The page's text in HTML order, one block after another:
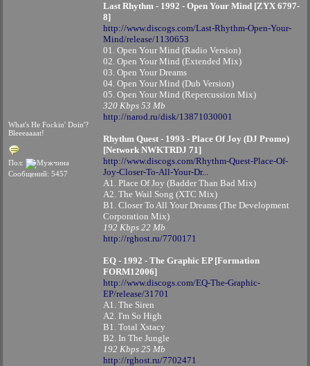
What's He Fockin' Doin'?
Bleeeaaaat!
Пол:
Сообщений: 5457
Last Rhythm - 1992 - Open Your Mind [ZYX 6797-
8]
http://www.discogs.com/Last-Rhythm-Open-Your-
Mind/release/1130653
01. Open Your Mind (Radio Version)
02. Open Your Mind (Extended Mix)
03. Open Your Dreams
04. Open Your Mind (Dub Version)
05. Open Your Mind (Repercussion Mix)
320 Kbps 53 Mb
http://narod.ru/disk/13871030001
Rhythm Quest - 1993 - Place Of Joy (DJ Promo)
[Network NWKTRDJ 71]
http://www.discogs.com/Rhythm-Quest-Place-Of-
Joy-Closer-To-All-Your-Dr...
A1. Place Of Joy (Badder Than Bad Mix)
A2. The Wail Song (XTC Mix)
B1. Closer To All Your Dreams (The Development
Corporation Mix)
192 Kbps 22 Mb
http://rghost.ru/7700171
EQ - 1992 - The Graphic EP [Formation
FORM12006]
http://www.discogs.com/EQ-The-Graphic-
EP/release/31701
A1. The Siren
A2. I'm So High
B1. Total Xstacy
B2. In The Jungle
192 Kbps 25 Mb
http://rghost.ru/7702471